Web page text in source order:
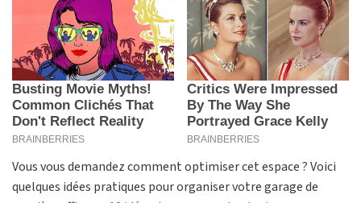
Vous vous demandez comment optimiser cet espace ? Voici
quelques idées pratiques pour organiser votre garage de